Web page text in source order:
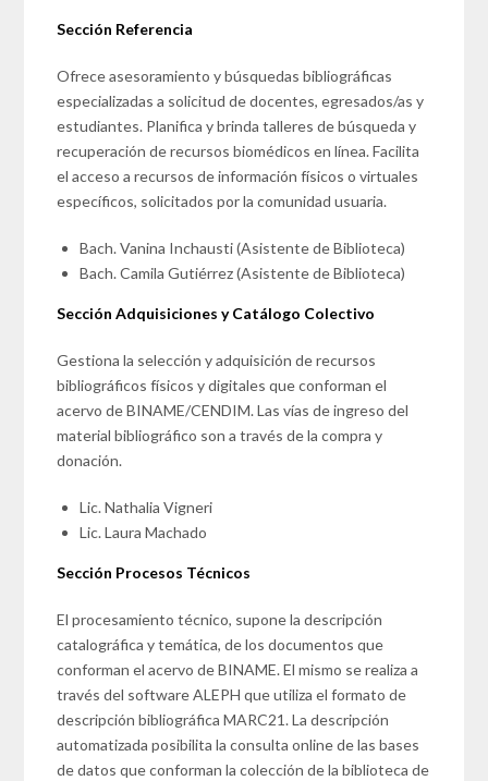
Sección Referencia
Ofrece asesoramiento y búsquedas bibliográficas
especializadas a solicitud de docentes, egresados/as y
estudiantes. Planifica y brinda talleres de búsqueda y
recuperación de recursos biomédicos en línea. Facilita
el acceso a recursos de información físicos o virtuales
específicos, solicitados por la comunidad usuaria.
Bach. Vanina Inchausti (Asistente de Biblioteca)
Bach. Camila Gutiérrez (Asistente de Biblioteca)
Sección Adquisiciones y Catálogo Colectivo
Gestiona la selección y adquisición de recursos
bibliográficos físicos y digitales que conforman el
acervo de BINAME/CENDIM. Las vías de ingreso del
material bibliográfico son a través de la compra y
donación.
Lic. Nathalia Vigneri
Lic. Laura Machado
Sección Procesos Técnicos
El procesamiento técnico, supone la descripción
catalográfica y temática, de los documentos que
conforman el acervo de BINAME. El mismo se realiza a
través del software ALEPH que utiliza el formato de
descripción bibliográfica MARC21. La descripción
automatizada posibilita la consulta online de las bases
de datos que conforman la colección de la biblioteca de